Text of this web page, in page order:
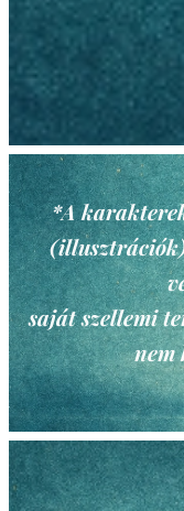
*A
saját szellemi
nem